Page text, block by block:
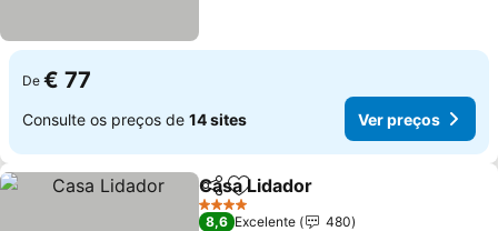
De € 77
Consulte os preços de 14 sites Ver preços
PartilharAdicionar aos favoritos
Casa Lidador
4 Estrelas
8,6 Excelente
480